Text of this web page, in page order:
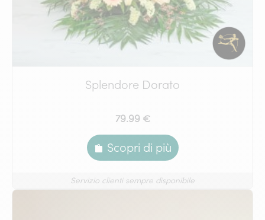
Splendore Dorato
79.99 €
Scopri di più
Servizio clienti sempre disponibile